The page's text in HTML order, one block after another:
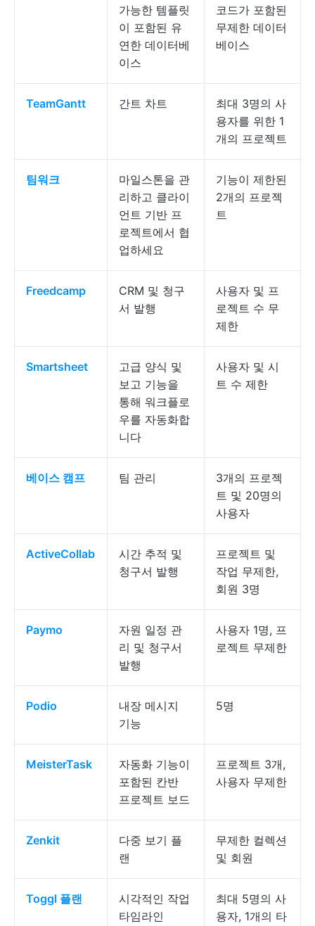
가능한 템플릿
이 포함된 유
연한 데이터베
이스
코드가 포함된
무제한 데이터
베이스
TeamGantt 간트 차트
최대 3명의 사
용자를 위한 1
개의 프로젝트
팀워크
마일스톤을 관
리하고 클라이
언트 기반 프
로젝트에서 협
업하세요
기능이 제한된
2개의 프로젝
트
Freedcamp
CRM 및 청구
서 발행
사용자 및 프
로젝트 수 무
제한
Smartsheet
고급 양식 및
보고 기능을
통해 워크플로
우를 자동화합
니다
사용자 및 시
트 수 제한
베이스 캠프 팀 관리
3개의 프로젝
트 및 20명의
사용자
ActiveCollab
시간 추적 및
청구서 발행
프로젝트 및
작업 무제한,
회원 3명
Paymo
자원 일정 관
리 및 청구서
발행
사용자 1명, 프
로젝트 무제한
Podio
내장 메시지
기능
5명
MeisterTask
자동화 기능이
포함된 칸반
프로젝트 보드
프로젝트 3개,
사용자 무제한
Zenkit
다중 보기 플
랜
무제한 컬렉션
및 회원
Toggl 플랜
시각적인 작업
타임라인
최대 5명의 사
용자, 1개의 타